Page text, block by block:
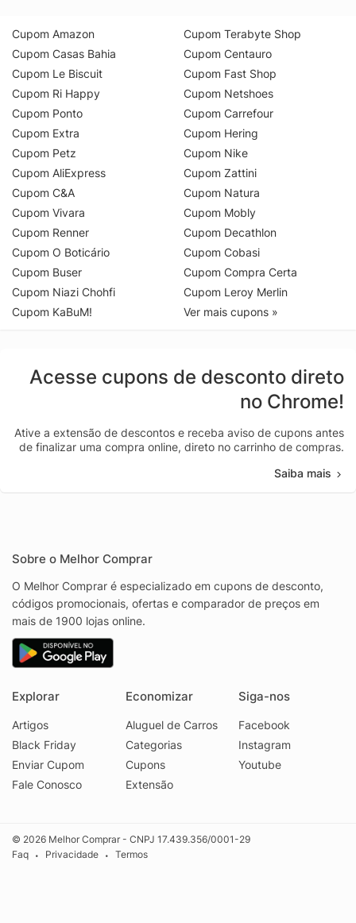
Cupom Amazon
Cupom Casas Bahia
Cupom Le Biscuit
Cupom Ri Happy
Cupom Ponto
Cupom Extra
Cupom Petz
Cupom AliExpress
Cupom C&A
Cupom Vivara
Cupom Renner
Cupom O Boticário
Cupom Buser
Cupom Niazi Chohfi
Cupom KaBuM!
Cupom Terabyte Shop
Cupom Centauro
Cupom Fast Shop
Cupom Netshoes
Cupom Carrefour
Cupom Hering
Cupom Nike
Cupom Zattini
Cupom Natura
Cupom Mobly
Cupom Decathlon
Cupom Cobasi
Cupom Compra Certa
Cupom Leroy Merlin
Ver mais cupons »
Acesse cupons de desconto direto
no Chrome!
Ative a extensão de descontos e receba aviso de cupons antes
de finalizar uma compra online, direto no carrinho de compras.
Saiba mais
Sobre o Melhor Comprar
O Melhor Comprar é especializado em cupons de desconto,
códigos promocionais, ofertas e comparador de preços em
mais de 1900 lojas online.
Explorar
Artigos
Black Friday
Enviar Cupom
Fale Conosco
Economizar
Aluguel de Carros
Categorias
Cupons
Extensão
Siga-nos
Facebook
Instagram
Youtube
© 2026 Melhor Comprar - CNPJ 17.439.356/0001-29
Faq
• Privacidade • Termos